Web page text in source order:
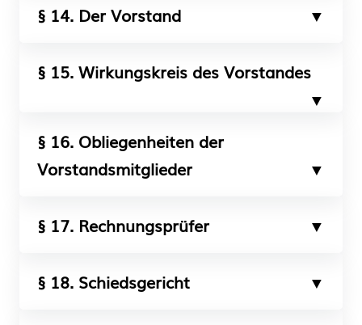
§ 14. Der Vorstand
§ 15. Wirkungskreis des Vorstandes
§ 16. Obliegenheiten der
Vorstandsmitglieder
§ 17. Rechnungsprüfer
§ 18. Schiedsgericht